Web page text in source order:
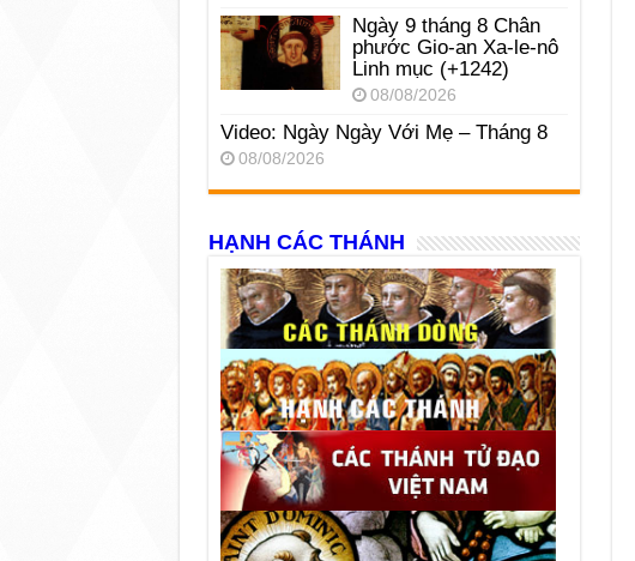
Ngày 9 tháng 8 Chân
phước Gio-an Xa-le-nô
Linh mục (+1242)
08/08/2026
Video: Ngày Ngày Với Mẹ – Tháng 8
08/08/2026
HẠNH CÁC THÁNH